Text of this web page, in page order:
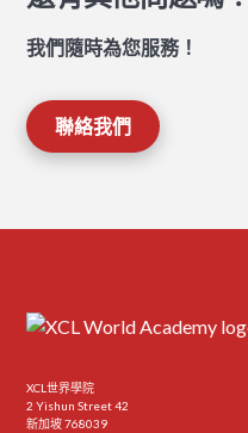
我們隨時為您服務！
聯絡我們
XCL世界學院
2 Yishun Street 42
新加坡 768039